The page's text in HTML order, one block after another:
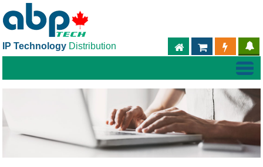
IP Technology Distribution PARTNER
ABPTECH.COM